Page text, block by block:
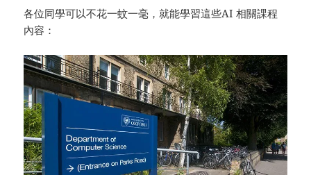
各位同學可以不花一蚊一毫，就能學習這些AI 相關課程
內容：